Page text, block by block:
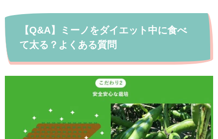
【Q&A】ミーノをダイエット中に食べ
て太る？よくある質問